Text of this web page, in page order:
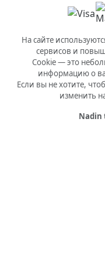
На сайте
сервисов и
Cookie — это
информацию о
Если вы не хотите,
изменить
Nadin